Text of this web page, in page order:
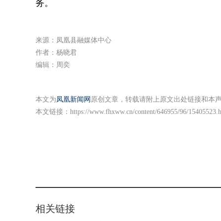
务。
来源：凤凰县融媒体中心
作者：杨晓君
编辑：周奕
本文为凤凰新闻网 原创文章，转载请附上原文出处链接和本声
本文链接： https://www.fhxww.cn/content/646955/96/
相关链接